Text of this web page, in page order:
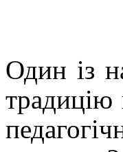
Один із
традицію